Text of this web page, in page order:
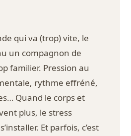
qui va (trop) vite, le
un compagnon de
familier. Pression au
rythme effréné,
Quand le corps et
plus, le stress
Et parfois, c’est